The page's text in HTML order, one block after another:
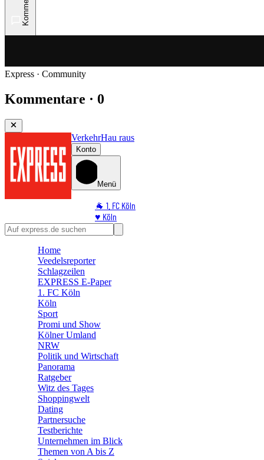
Express · Community
Kommentare · 0
VerkehrHau raus
Konto
Menü
🐐 1. FC Köln
♥️ Köln
⭐ Promi
🛒 Shoppingwelt
Home
Veedelsreporter
Schlagzeilen
EXPRESS E-Paper
1. FC Köln
Köln
Sport
Promi und Show
Kölner Umland
NRW
Politik und Wirtschaft
Panorama
Ratgeber
Witz des Tages
Shoppingwelt
Dating
Partnersuche
Testberichte
Unternehmen im Blick
Themen von A bis Z